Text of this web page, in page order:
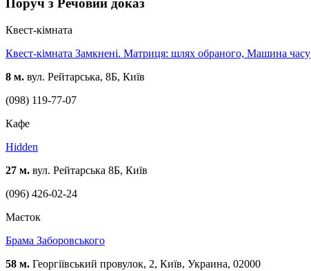
Поруч з Речовий доказ
Квест-кімната
Квест-кімната Замкнені. Матриця: шлях обраного, Машина часу
8 м. вул. Рейтарська, 8Б, Київ
(098) 119-77-07
Кафе
Hidden
27 м. вул. Рейтарська 8Б, Київ
(096) 426-02-24
Маєток
Брама Заборовського
58 м. Георгіївський провулок, 2, Київ, Украина, 02000